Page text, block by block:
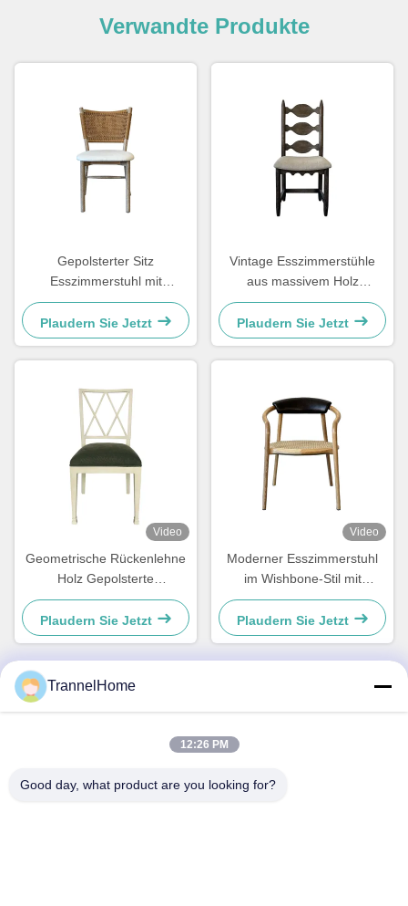
Verwandte Produkte
Gepolsterter Sitz
Esszimmerstuhl mit
gewebter Rückenlehne,
leicht zu reinigen, bequem
für das Esszimmer
Plaudern Sie Jetzt
Vintage Esszimmerstühle
aus massivem Holz
48×57×105,5 cm, weich mit
geschnitztem Leiter-Rücken
Plaudern Sie Jetzt
Video
Geometrische Rückenlehne
Holz Gepolsterte
Esszimmerstühle Stilvolle
Feuchtigkeitsbeständigkeit
Plaudern Sie Jetzt
Video
Moderner Esszimmerstuhl
im Wishbone-Stil mit
gewebtem Sitz und
Lederlehne
Plaudern Sie Jetzt
Zimmer 209, Gebäude 6, Xingxing Road Nr. 8, Xingqiao
TrannelHome
12:26 PM
Good day, what product are you looking for?